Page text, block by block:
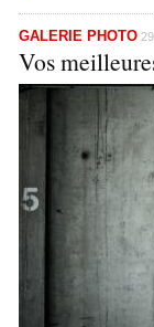
GALERIE PHOTO
Vos